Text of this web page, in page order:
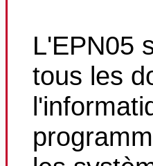
L'EPN05
tous les